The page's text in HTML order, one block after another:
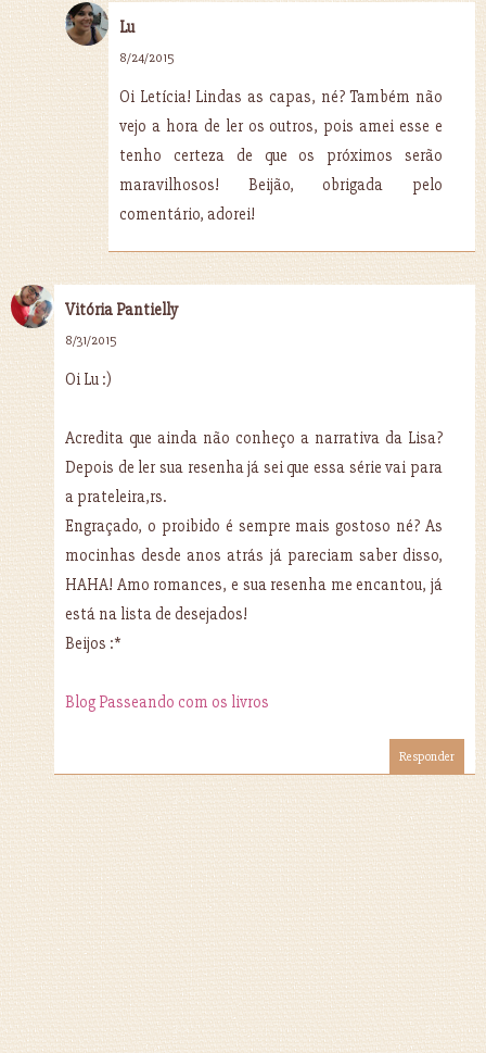
Lu
8/24/2015
Oi Letícia! Lindas as capas, né? Também não
vejo a hora de ler os outros, pois amei esse e
tenho certeza de que os próximos serão
maravilhosos! Beijão, obrigada pelo
comentário, adorei!
Vitória Pantielly
8/31/2015
Oi Lu :)
Acredita que ainda não conheço a narrativa da Lisa?
Depois de ler sua resenha já sei que essa série vai para
a prateleira,rs.
Engraçado, o proibido é sempre mais gostoso né? As
mocinhas desde anos atrás já pareciam saber disso,
HAHA! Amo romances, e sua resenha me encantou, já
está na lista de desejados!
Beijos :*
Blog Passeando com os livros
Responder